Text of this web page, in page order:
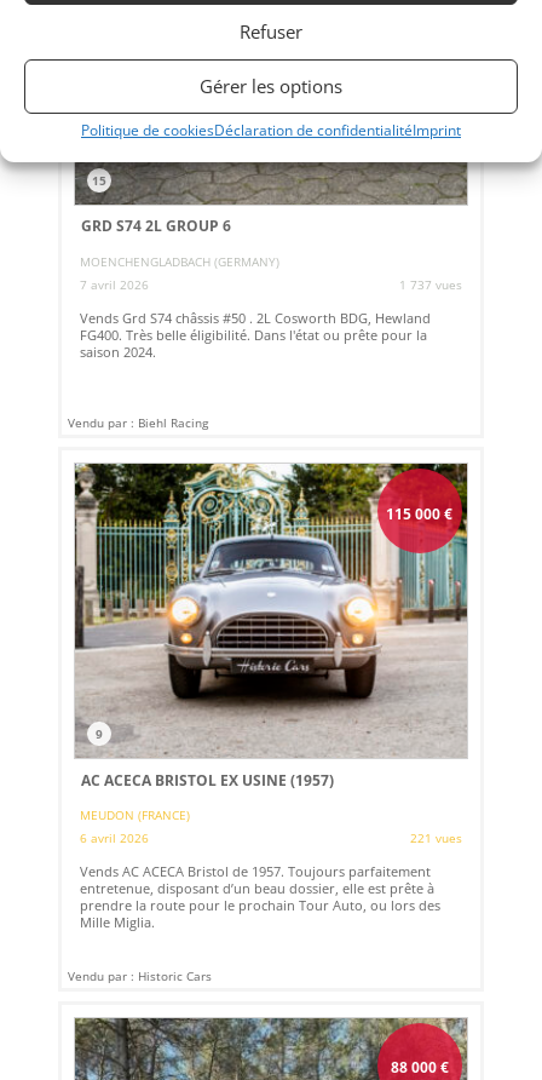
Refuser
Gérer les options
Politique de cookiesDéclaration de confidentialitéImprint
15
GRD S74 2L GROUP 6
MOENCHENGLADBACH (GERMANY)
7 avril 2026
1 737 vues
Vends Grd S74 châssis #50 . 2L Cosworth BDG, Hewland
FG400. Très belle éligibilité. Dans l'état ou prête pour la
saison 2024.
Vendu par : Biehl Racing
115 000€
9
AC ACECA BRISTOL EX USINE (1957)
MEUDON (FRANCE)
6 avril 2026
221 vues
Vends AC ACECA Bristol de 1957. Toujours parfaitement
entretenue, disposant d’un beau dossier, elle est prête à
prendre la route pour le prochain Tour Auto, ou lors des
Mille Miglia.
Vendu par : Historic Cars
88 000€